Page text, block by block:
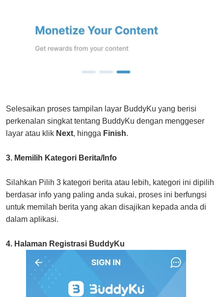
Selesaikan proses tampilan layar BuddyKu yang berisi
perkenalan singkat tentang BuddyKu dengan menggeser
layar atau klik Next, hingga Finish.
3. Memilih Kategori Berita/Info
Silahkan Pilih 3 kategori berita atau lebih, kategori ini dipilih
berdasar info yang paling anda sukai, proses ini berfungsi
untuk memilah berita yang akan disajikan kepada anda di
dalam aplikasi.
4. Halaman Registrasi BuddyKu